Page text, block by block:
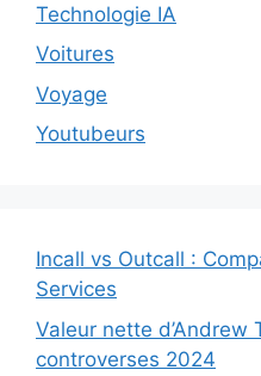
Technologie IA
Voitures
Voyage
Youtubeurs
Incall vs Outcall :
Services
Valeur nette d’Andrew
controverses 2024